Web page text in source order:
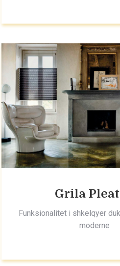
Grila
Funksionalitet i shkelqyer
moderne